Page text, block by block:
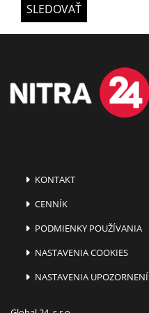
SLEDOVAŤ
KONTAKT
CENNÍK
PODMIENKY POUŽÍVANIA
NASTAVENIA COOKIES
NASTAVENIA UPOZORNENÍ